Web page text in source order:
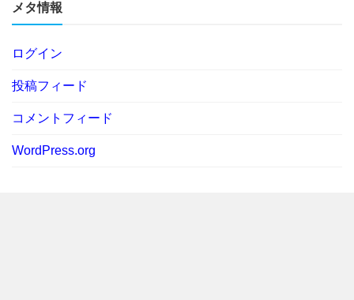
メタ情報
ログイン
投稿フィード
コメントフィード
WordPress.org